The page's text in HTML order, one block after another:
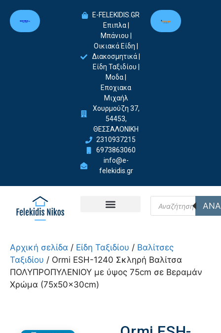
E-FELEKIDIS.GR
Επιπλα |
Μπάνιου |
Οικιακά Είδη |
Διακοσμητικά |
Είδη Ταξιδίου |
Μοδα |
Εποχιακα
Μιχαήλ
Χουρμούζη 37,
54453,
ΘΕΣΣΑΛΟΝΙΚΗ
2310937215
6973863060
info@e-
felekidis.gr
Αρχική σελίδα / Είδη Ταξιδίου / Βαλίτσες
Ταξιδίου / Ormi ESH-1240 Σκληρή Βαλίτσα
ΠΟΛΥΠΡΟΠΥΛΕΝΙΟΥ με ύψος 75cm σε Βεραμάν
Χρώμα (75x50x30cm)